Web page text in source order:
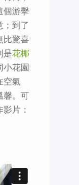
個游擊
；到了
比驚喜
是花椰
小花園
空氣
馨。可
片：